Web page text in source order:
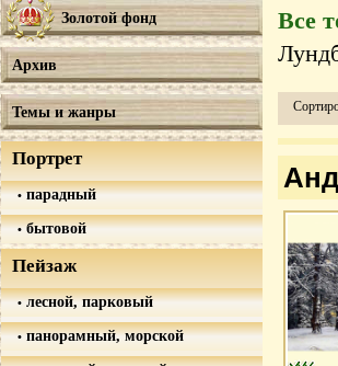
Золотой фонд
Архив
Темы и жанры
Портрет
парадный
бытовой
Пейзаж
лесной, парковый
панорамный, морской
Все